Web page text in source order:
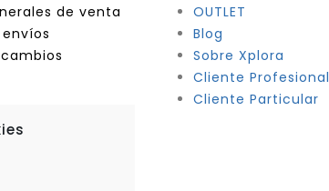
de venta
OUTLET
Blog
Sobre Xplora
Cliente Profesional
Cliente Particular